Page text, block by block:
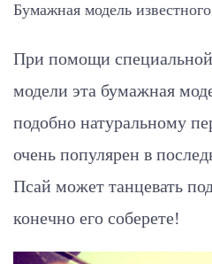
Бумажная модель
При помощи
модели эта бумажная
подобно натуральному
очень популярен в
Псай может танцевать
конечно его соберете!